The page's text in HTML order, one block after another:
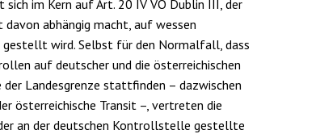
im Kern auf Art. 20 IV VO Dublin III, der
abhängig macht, auf wessen
gestellt wird. Selbst für den Normalfall, dass
auf deutscher und die österreichischen
Landesgrenze stattfinden – dazwischen
österreichische Transit –, vertreten die
an der deutschen Kontrollstelle gestellte